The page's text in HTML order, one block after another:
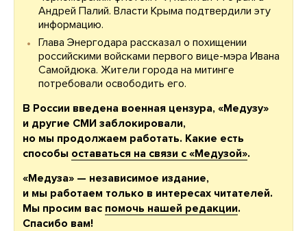
Андрей Палий. Власти Крыма подтвердили эту
информацию.
Глава Энергодара рассказал о похищении
российскими войсками первого вице-мэра Ивана
Самойдюка. Жители города на митинге
потребовали освободить его.
В России введена военная цензура, «Медузу»
и другие СМИ заблокировали,
но мы продолжаем работать. Какие есть
способы оставаться на связи с «Медузой».
«Медуза» — независимое издание,
и мы работаем только в интересах читателей.
Мы просим вас помочь нашей редакции.
Спасибо вам!